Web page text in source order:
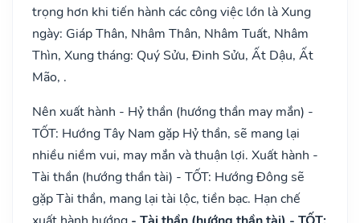
trọng hơn khi tiến hành các công việc lớn là Xung
ngày: Giáp Thân, Nhâm Thân, Nhâm Tuất, Nhâm
Thìn, Xung tháng: Quý Sửu, Đinh Sửu, Ất Dậu, Ất
Mão, .
Nên xuất hành - Hỷ thần (hướng thần may mắn) -
TỐT: Hướng Tây Nam gặp Hỷ thần, sẽ mang lại
nhiều niềm vui, may mắn và thuận lợi. Xuất hành -
Tài thần (hướng thần tài) - TỐT: Hướng Đông sẽ
gặp Tài thần, mang lại tài lộc, tiền bạc. Hạn chế